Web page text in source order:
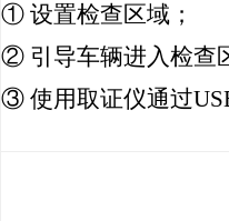
① 设置检查区域；
② 引导车辆进入检查
③ 使用取证仪通过